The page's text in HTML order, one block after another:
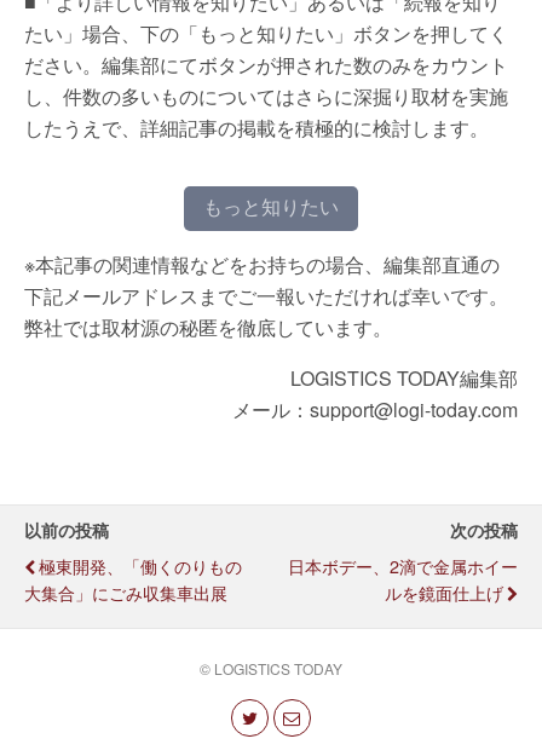
たい」場合、下の「もっと知りたい」ボタンを押してく
ださい。編集部にてボタンが押された数のみをカウント
し、件数の多いものについてはさらに深掘り取材を実施
したうえで、詳細記事の掲載を積極的に検討します。
もっと知りたい
※本記事の関連情報などをお持ちの場合、編集部直通の
下記メールアドレスまでご一報いただければ幸いです。
弊社では取材源の秘匿を徹底しています。
LOGISTICS TODAY編集部
メール：support@logi-today.com
以前の投稿
極東開発、「働くのりもの
大集合」にごみ収集車出展
次の投稿
日本ボデー、2滴で金属ホイー
ルを鏡面仕上げ
© LOGISTICS TODAY